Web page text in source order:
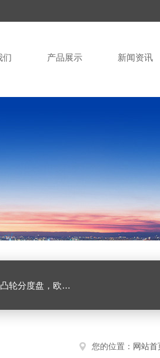
们 产品展示 新闻资讯
，欧权四轴转台
您的位置： 网站首